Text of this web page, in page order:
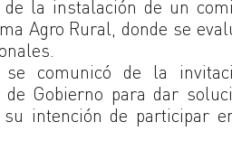
la instalación de un
Agro Rural, donde se
comunicó de la
Gobierno para dar
intención de participar